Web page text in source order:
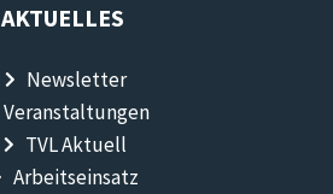
AKTUELLES
Newsletter
Veranstaltungen
TVL Aktuell
Arbeitseinsatz